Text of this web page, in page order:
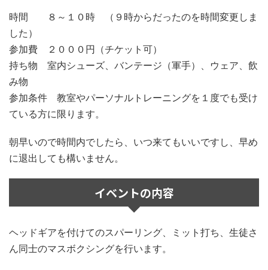
時間 ８～１０時 （９時からだったのを時間変更しま
した）
参加費 ２０００円（チケット可）
持ち物 室内シューズ、バンテージ（軍手）、ウェア、飲
み物
参加条件 教室やパーソナルトレーニングを１度でも受け
ている方に限ります。
朝早いので時間内でしたら、いつ来てもいいですし、早め
に退出しても構いません。
イベントの内容
ヘッドギアを付けてのスパーリング、ミット打ち、生徒さ
ん同士のマスボクシングを行います。